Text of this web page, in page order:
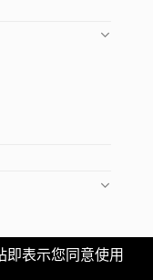
粤公网安备
即表示您同意使用